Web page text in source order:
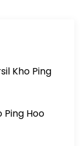
Kho Ping
Ping Hoo